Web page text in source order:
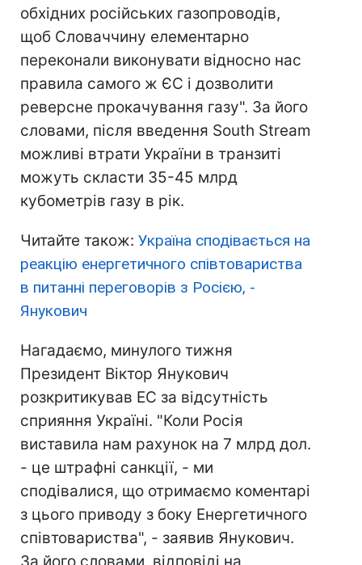
обхідних російських газопроводів,
щоб Словаччину елементарно
переконали виконувати відносно нас
правила самого ж ЄС і дозволити
реверсне прокачування газу". За його
словами, після введення South Stream
можливі втрати України в транзиті
можуть скласти 35-45 млрд
кубометрів газу в рік.
Читайте також: Україна сподівається на
реакцію енергетичного співтовариства
в питанні переговорів з Росією, -
Янукович
Нагадаємо, минулого тижня
Президент Віктор Янукович
розкритикував ЕС за відсутність
сприяння Україні. "Коли Росія
виставила нам рахунок на 7 млрд дол.
- це штрафні санкції, - ми
сподівалися, що отримаємо коментарі
з цього приводу з боку Енергетичного
співтовариства", - заявив Янукович.